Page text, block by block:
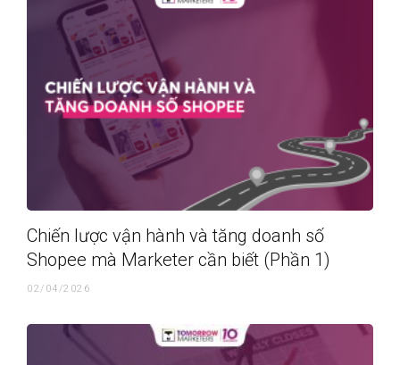
Chiến lược vận hành và tăng doanh số
Shopee mà Marketer cần biết (Phần 1)
02/04/2026